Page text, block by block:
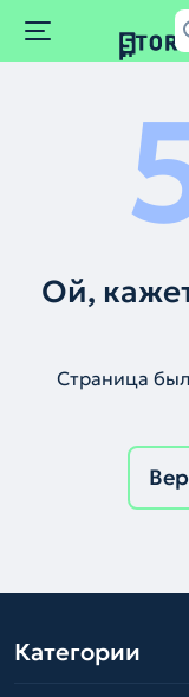
Ой,
Страница
Категории